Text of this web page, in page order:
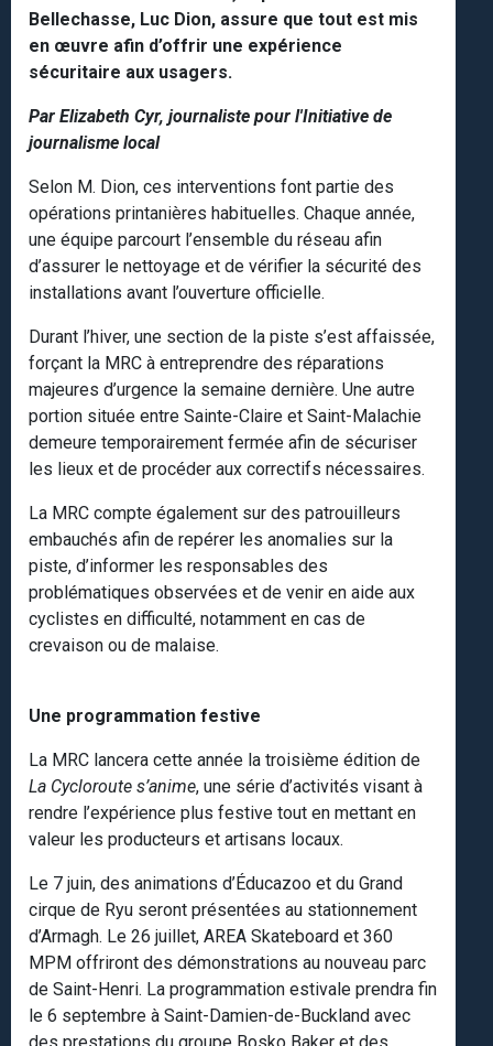
Bellechasse, Luc Dion, assure que tout est mis
en œuvre afin d’offrir une expérience
sécuritaire aux usagers.
Par Elizabeth Cyr, journaliste pour l'Initiative de
journalisme local
Selon M. Dion, ces interventions font partie des
opérations printanières habituelles. Chaque année,
une équipe parcourt l’ensemble du réseau afin
d’assurer le nettoyage et de vérifier la sécurité des
installations avant l’ouverture officielle.
Durant l’hiver, une section de la piste s’est affaissée,
forçant la MRC à entreprendre des réparations
majeures d’urgence la semaine dernière. Une autre
portion située entre Sainte-Claire et Saint-Malachie
demeure temporairement fermée afin de sécuriser
les lieux et de procéder aux correctifs nécessaires.
La MRC compte également sur des patrouilleurs
embauchés afin de repérer les anomalies sur la
piste, d’informer les responsables des
problématiques observées et de venir en aide aux
cyclistes en difficulté, notamment en cas de
crevaison ou de malaise.
Une programmation festive
La MRC lancera cette année la troisième édition de
La Cycloroute s’anime, une série d’activités visant à
rendre l’expérience plus festive tout en mettant en
valeur les producteurs et artisans locaux.
Le 7 juin, des animations d’Éducazoo et du Grand
cirque de Ryu seront présentées au stationnement
d’Armagh. Le 26 juillet, AREA Skateboard et 360
MPM offriront des démonstrations au nouveau parc
de Saint-Henri. La programmation estivale prendra fin
le 6 septembre à Saint-Damien-de-Buckland avec
des prestations du groupe Bosko Baker et des